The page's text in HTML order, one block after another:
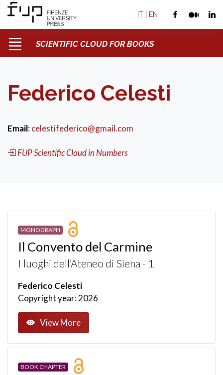
IT | EN
SCIENTIFIC CLOUD FOR BOOKS
Federico Celesti
Email:celestifederico@gmail.com
FUP Scientific Cloud in Numbers
MONOGRAPH
Il Convento del Carmine
I luoghi dell’Ateneo di Siena - 1
Federico Celesti
Copyright year: 2026
View More
BOOK CHAPTER